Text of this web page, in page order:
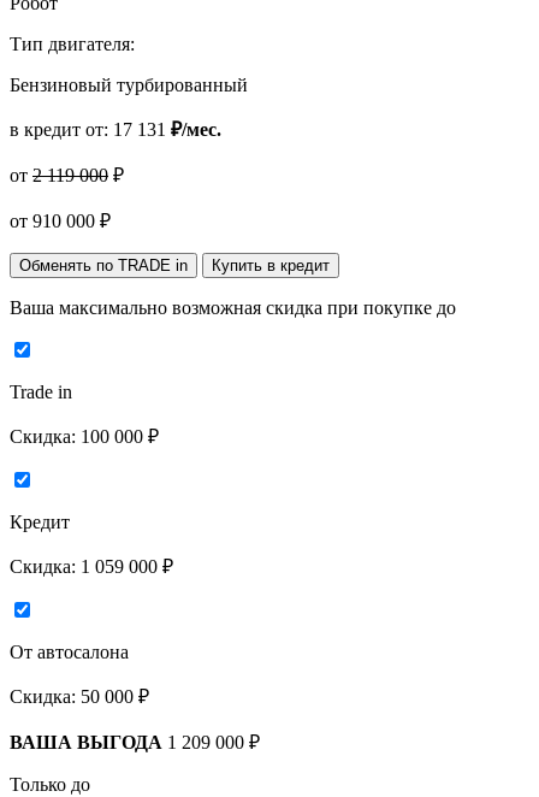
Тип двигателя:
Бензиновый турбированный
в кредит от: 17 131 ₽/мес.
от 2 119 000 ₽
от 910 000 ₽
Обменять по TRADE in Купить в кредит
Ваша максимально возможная скидка при покупке до
Trade in
Скидка: 100 000 ₽
Кредит
Скидка: 1 059 000 ₽
От автосалона
Скидка: 50 000 ₽
ВАША ВЫГОДА 1 209 000 ₽
Только до